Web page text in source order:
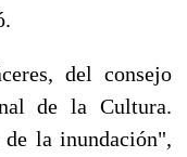
del consejo
de la Cultura.
la inundación",